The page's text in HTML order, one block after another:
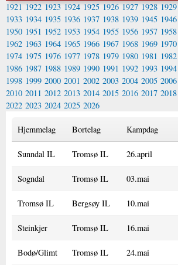
1921 1922 1923 1924 1925 1926 1927 1928 1929
1933 1934 1935 1936 1937 1938 1939 1945 1946
1950 1951 1952 1953 1954 1955 1956 1957 1958
1962 1963 1964 1965 1966 1967 1968 1969 1970
1974 1975 1976 1977 1978 1979 1980 1981 1982
1986 1987 1988 1989 1990 1991 1992 1993 1994
1998 1999 2000 2001 2002 2003 2004 2005 2006
2010 2011 2012 2013 2014 2015 2016 2017 2018
2022 2023 2024 2025 2026
Hjemmelag Bortelag Kampdag
Sunndal IL Tromsø IL 26.april
Sogndal Tromsø IL 03.mai
Tromsø IL Bergsøy IL 10.mai
Steinkjer Tromsø IL 16.mai
Bodø/Glimt Tromsø IL 24.mai